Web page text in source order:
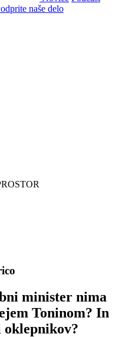
naše delo
minister nima
Toninom? In